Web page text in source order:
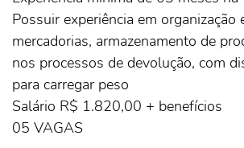
Possuir experiência em organização
mercadorias, armazenamento de
nos processos de devolução, com
para carregar peso
Salário R$ 1.820,00 + benefícios
05 VAGAS